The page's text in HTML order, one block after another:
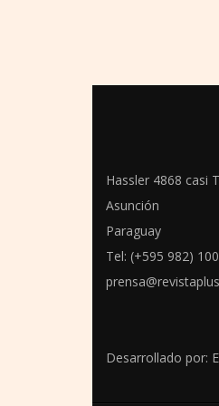
Hassler 4868 casi
Asunción
Paraguay
Tel: (+595 982)
Desarrollado por: